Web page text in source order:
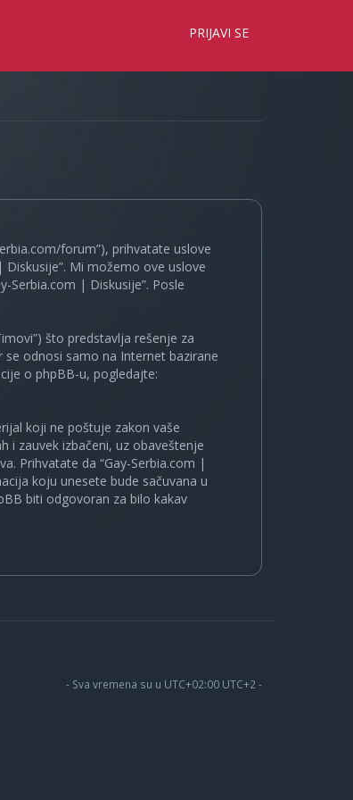
PRIJAVI SE
forum”), prihvatate uslove
Mi možemo ove uslove
Serbia.com | Diskusije”. Posle
što predstavlja rešenje za
se odnosi samo na Internet bazirane
o phpBB-u, pogledajte:
koji ne poštuje zakon vaše
i zauvek izbačeni, uz obaveštenje
Prihvatate da “Gay-Serbia.com |
koju unesete bude sačuvana u
biti odgovoran za bilo kakav
- Sva vremena su u UTC+02:00 UTC+2 -